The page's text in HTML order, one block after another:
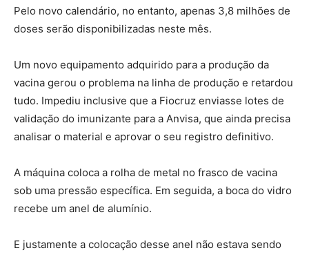
Pelo novo calendário, no entanto, apenas 3,8 milhões de
doses serão disponibilizadas neste mês.
Um novo equipamento adquirido para a produção da
vacina gerou o problema na linha de produção e retardou
tudo. Impediu inclusive que a Fiocruz enviasse lotes de
validação do imunizante para a Anvisa, que ainda precisa
analisar o material e aprovar o seu registro definitivo.
A máquina coloca a rolha de metal no frasco de vacina
sob uma pressão específica. Em seguida, a boca do vidro
recebe um anel de alumínio.
E justamente a colocação desse anel não estava sendo